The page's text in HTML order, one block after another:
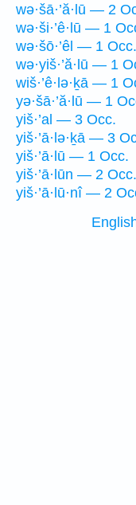
wə·šā·’ă·lū — 2
wə·ši·’ê·lū — 1
wə·šō·’êl — 1 Occ.
wə·yiš·’ă·lū — 1
wiš·’ê·lə·ḵā — 1
yə·šā·’ă·lū — 1
yiš·’al — 3 Occ.
yiš·’ā·lə·ḵā — 3
yiš·’ā·lū — 1 Occ.
yiš·’ā·lūn — 2 Occ.
yiš·’ā·lū·nî — 2